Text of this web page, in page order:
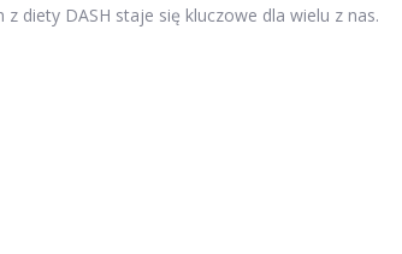
diety DASH staje się kluczowe dla wielu z nas.